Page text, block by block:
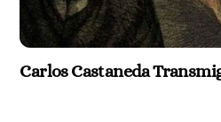
Carlos Castaneda